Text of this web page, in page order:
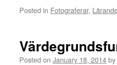
Posted in Fotograferar,
Posted on January 18, 2014by